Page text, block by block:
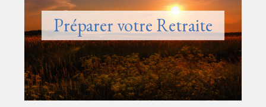
Préparer votre Retraite